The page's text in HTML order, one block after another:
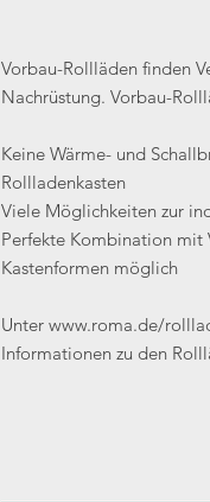
Vorbau-Rollläden finden
Nachrüstung. Vorbau-
Keine Wärme- und
Rollladenkasten
Viele Möglichkeiten zur
Perfekte Kombination mit
Kastenformen möglich
Unter www.roma.de/
Informationen zu den